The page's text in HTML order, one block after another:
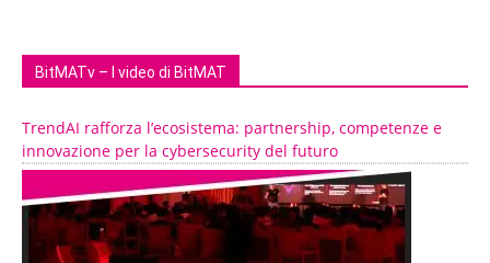
BitMATv – I video di BitMAT
TrendAI rafforza l’ecosistema: partnership, competenze e
innovazione per la cybersecurity del futuro